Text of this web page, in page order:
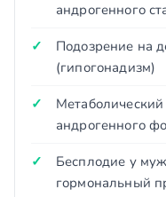
андрогенного
Подозрение на
(гипогонадизм)
андрогенного
Бесплодие у
гормональный